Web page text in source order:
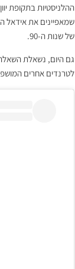
ההלניסטיות בתקופת
שמאפיינים את אידאל
של שנות ה-90.
גם היום, נשאלת
לטרנדים אחרים